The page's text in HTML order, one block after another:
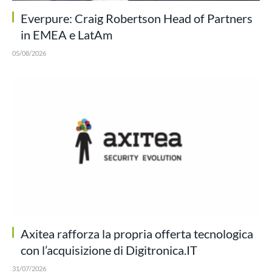
Everpure: Craig Robertson Head of Partners
in EMEA e LatAm
05/08/2026
Axitea rafforza la propria offerta tecnologica
con l’acquisizione di Digitronica.IT
31/07/2026